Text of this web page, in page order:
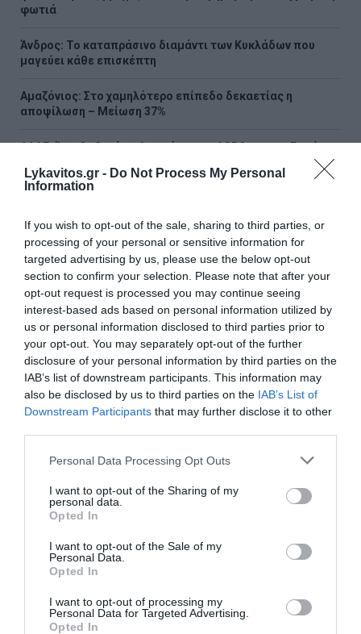
Lykavitos.gr - Do Not Process My Personal
Information
If you wish to opt-out of the sale, sharing to third parties, or
processing of your personal or sensitive information for
targeted advertising by us, please use the below opt-out
section to confirm your selection. Please note that after your
opt-out request is processed you may continue seeing
interest-based ads based on personal information utilized by
us or personal information disclosed to third parties prior to
your opt-out. You may separately opt-out of the further
disclosure of your personal information by third parties on the
IAB’s list of downstream participants. This information may
also be disclosed by us to third parties on the IAB’s List of
Downstream Participants that may further disclose it to other
Please note that this website/app uses one or more Google
not limited to your visit or usage behaviour. You may click to
grant or deny consent to Google and its third-party tags to
use your data for below specified purposes in below Google
consent section.
Personal Data Processing Opt Outs
I want to opt-out of the Sharing of my
personal data.
Opted In
I want to opt-out of the Sale of my
Personal Data.
Opted In
I want to opt-out of processing my
Personal Data for Targeted Advertising.
Opted In
φωτιά
Άνδρος: Το καταπράσινο διαμάντι των Κυκλάδων που
μαγεύει κάθε επισκέπτη
Αμαζόνιος: Στο χαμηλότερο επίπεδο δεκαετίας η
αποψίλωση – Μείωση 37%
ΑΑΔΕ: Άνοιξε ξανά η πλατφόρμα myAGRO για την Ενιαία
Αίτηση Ενίσχυσης 2026 – Οι προθεσμίες για τους αγρότες
Ξεκίνησαν τα γυρίσματα του «Grown Ups 3» – Ο Άνταμ
Σάντλερ ξανά με την αγαπημένη παρέα
Νέα υπόθεση «καίει» τον Ινφαντίνο: Καταγγελίες για
εξαψήφια αποζημίωση από την UEFA σε γυναίκα με την
οποία φέρεται να είχε σχέση
e-ΕΦΚΑ – ΔΥΠΑ: Πληρωμές 56,7 εκατ. ευρώ έως τις 14
Αυγούστου – Ποιοι πάνε «ταμείο»
Τα επικίνδυνα σχέδια Πούτιν για επίθεση στο ΝΑΤΟ – Το
εφιαλτικό σενάριο που τρέμει η Ευρώπη
Νέα εξέλιξη στη μεγάλη υπόθεση της ρωσόφωνης μαφίας
διαβάστε ακόμη